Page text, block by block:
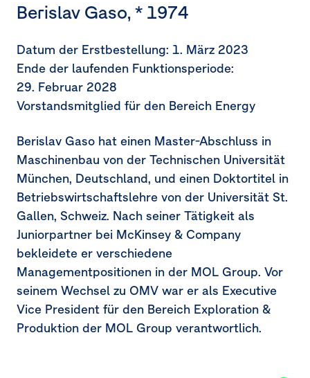
Berislav Gaso, * 1974
Datum der Erstbestellung: 1. März 2023
Ende der laufenden Funktionsperiode:
29. Februar 2028
Vorstandsmitglied für den Bereich Energy
Berislav Gaso hat einen Master-Abschluss in
Maschinenbau von der Technischen Universität
München, Deutschland, und einen Doktortitel in
Betriebswirtschaftslehre von der Universität St.
Gallen, Schweiz. Nach seiner Tätigkeit als
Juniorpartner bei McKinsey & Company
bekleidete er verschiedene
Managementpositionen in der MOL Group. Vor
seinem Wechsel zu OMV war er als Executive
Vice President für den Bereich Exploration &
Produktion der MOL Group verantwortlich.